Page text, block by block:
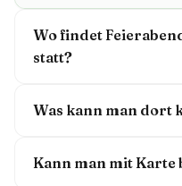
Wo findet
statt?
Was kann man dort
Kann man mit Karte